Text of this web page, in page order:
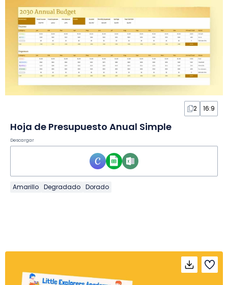
2 16:9
Hoja de Presupuesto Anual Simple
Descargar
Amarillo Degradado Dorado